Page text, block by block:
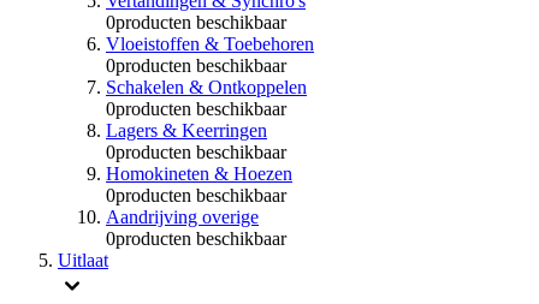
0producten beschikbaar
Vloeistoffen & Toebehoren
0producten beschikbaar
Schakelen & Ontkoppelen
0producten beschikbaar
Lagers & Keerringen
0producten beschikbaar
Homokineten & Hoezen
0producten beschikbaar
Aandrijving overige
0producten beschikbaar
Uitlaat